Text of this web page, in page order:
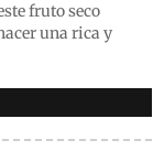
fruto seco
una rica y